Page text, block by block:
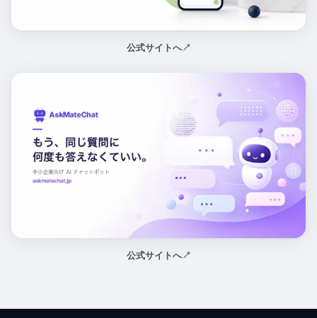
公式サイトへ↗
（新しいタブで開く）
公式サイトへ↗
（新しいタブで開く）